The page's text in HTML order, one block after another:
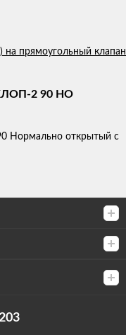
на прямоугольный клапан
2 90 НО
Нормально открытый с